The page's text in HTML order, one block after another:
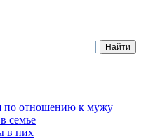
по отношению к мужу
семье
в них